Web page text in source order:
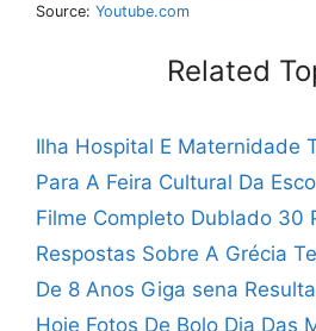
Source: Youtube.com
Related
Ilha Hospital E Maternidade
Para A Feira Cultural Da
Filme Completo Dublado 30
Respostas Sobre A Grécia
De 8 Anos Giga sena
Hoje Fotos De Bolo Dia Das